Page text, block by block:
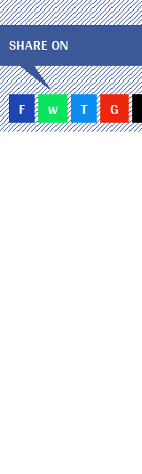
SHARE ON
F w T G